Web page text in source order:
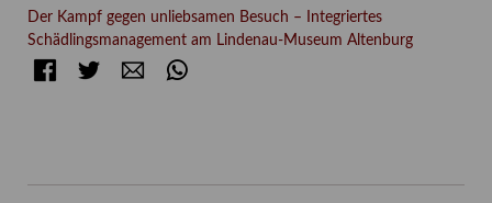
Der Kampf gegen unliebsamen Besuch – Integriertes
Schädlingsmanagement am Lindenau-Museum Altenburg
FacebookTwitter E-mail